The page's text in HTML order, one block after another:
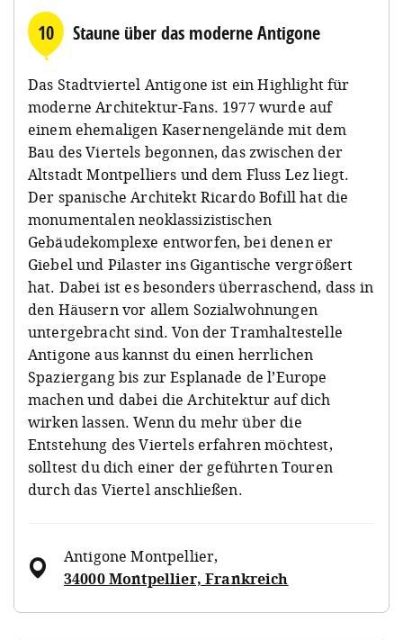
10 Staune über das moderne Antigone
Das Stadtviertel Antigone ist ein Highlight für
moderne Architektur-Fans. 1977 wurde auf
einem ehemaligen Kasernengelände mit dem
Bau des Viertels begonnen, das zwischen der
Altstadt Montpelliers und dem Fluss Lez liegt.
Der spanische Architekt Ricardo Bofill hat die
monumentalen neoklassizistischen
Gebäudekomplexe entworfen, bei denen er
Giebel und Pilaster ins Gigantische vergrößert
hat. Dabei ist es besonders überraschend, dass in
den Häusern vor allem Sozialwohnungen
untergebracht sind. Von der Tramhaltestelle
Antigone aus kannst du einen herrlichen
Spaziergang bis zur Esplanade de l’Europe
machen und dabei die Architektur auf dich
wirken lassen. Wenn du mehr über die
Entstehung des Viertels erfahren möchtest,
solltest du dich einer der geführten Touren
durch das Viertel anschließen.
Antigone Montpellier,
34000 Montpellier, Frankreich